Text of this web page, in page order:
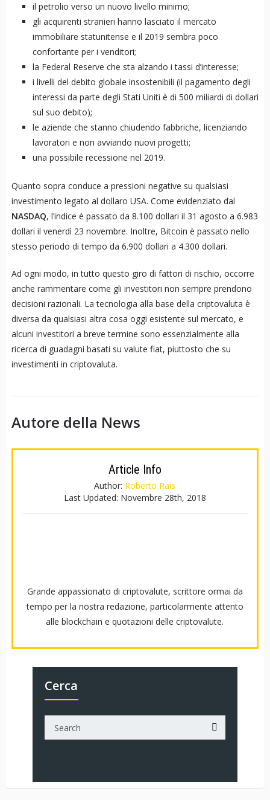
il petrolio verso un nuovo livello minimo;
gli acquirenti stranieri hanno lasciato il mercato
immobiliare statunitense e il 2019 sembra poco
confortante per i venditori;
la Federal Reserve che sta alzando i tassi d’interesse;
i livelli del debito globale insostenibili (il pagamento degli
interessi da parte degli Stati Uniti è di 500 miliardi di dollari
sul suo debito);
le aziende che stanno chiudendo fabbriche, licenziando
lavoratori e non avviando nuovi progetti;
una possibile recessione nel 2019.
Quanto sopra conduce a pressioni negative su qualsiasi
investimento legato al dollaro USA. Come evidenziato dal
NASDAQ, l’indice è passato da 8.100 dollari il 31 agosto a 6.983
dollari il venerdì 23 novembre. Inoltre, Bitcoin è passato nello
stesso periodo di tempo da 6.900 dollari a 4.300 dollari.
Ad ogni modo, in tutto questo giro di fattori di rischio, occorre
anche rammentare come gli investitori non sempre prendono
decisioni razionali. La tecnologia alla base della criptovaluta è
diversa da qualsiasi altra cosa oggi esistente sul mercato, e
alcuni investitori a breve termine sono essenzialmente alla
ricerca di guadagni basati su valute fiat, piuttosto che su
investimenti in criptovaluta.
Autore della News
Article Info
Author: Roberto Rais
Last Updated: Novembre 28th, 2018
Grande appassionato di criptovalute, scrittore ormai da
tempo per la nostra redazione, particolarmente attento
alle blockchain e quotazioni delle criptovalute.
Cerca